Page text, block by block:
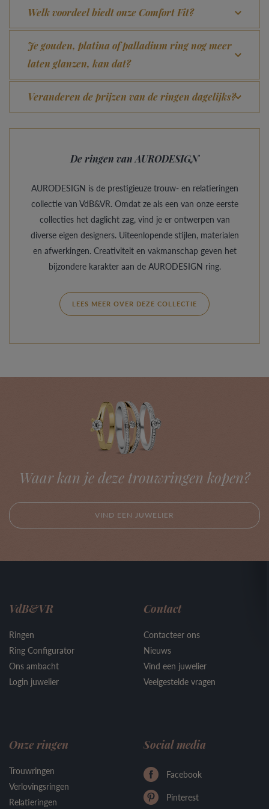
Welk voordeel biedt onze Comfort Fit?
Je gouden, platina of palladium ring nog meer
laten glanzen, kan dat?
Veranderen de prijzen van de ringen dagelijks?
De ringen van AURODESIGN
AURODESIGN is de prestigieuze trouw- en relatieringen
collectie van VdB&VR. Omdat ze als een van onze eerste
collecties het daglicht zag, vind je er ontwerpen van
diverse eigen designers. Uiteenlopende stijlen, materialen
en afwerkingen. Creativiteit en vakmanschap geven het
bijzondere karakter aan de AURODESIGN ring.
LEES MEER OVER DEZE COLLECTIE
Waar kan je deze trouwringen kopen?
VIND EEN JUWELIER
VdB&VR
Ringen
Ring Configurator
Ons ambacht
Login juwelier
Contact
Contacteer ons
Nieuws
Vind een juwelier
Veelgestelde vragen
Onze ringen
Trouwringen
Verlovingsringen
Relatieringen
Social media
Facebook
Pinterest